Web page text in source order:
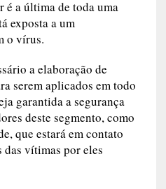
é a última de toda uma
exposta a um
o vírus.
a elaboração de
serem aplicados em todo
garantida a segurança
deste segmento, como
que estará em contato
das vítimas por eles